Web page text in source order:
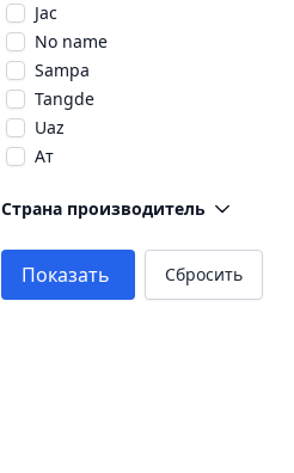
Jac
No name
Sampa
Tangde
Uaz
Ат
Бор
Ип бандорин
Круговой обзор
Страна производитель
Показать Сбросить